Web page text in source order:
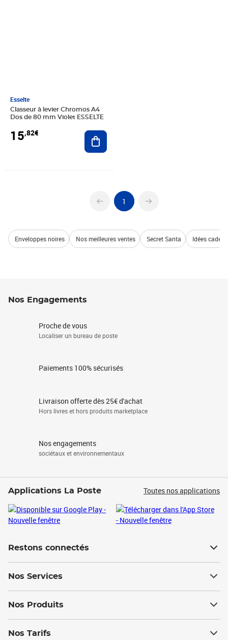
Esselte
Classeur à levier Chromos A4
Dos de 80 mm Violet ESSELTE
15,82€ Ajouter au panier
1
Enveloppes noires Nos meilleures ventes Secret Santa Idées
Nos Engagements
Proche de vous
Localiser un bureau de poste
Paiements 100% sécurisés
Livraison offerte dès 25€ d'achat
Hors livres et hors produits marketplace
Nos engagements
sociétaux et environnementaux
Applications La Poste Toutes nos applications
Restons connectés
Nos Services
Nos Produits
Nos Tarifs